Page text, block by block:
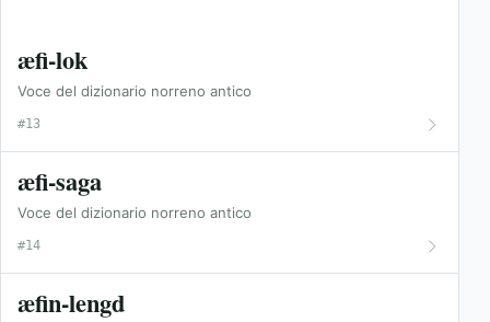
æfi-lok
Voce del dizionario norreno antico
#13
æfi-saga
Voce del dizionario norreno antico
#14
æfin-lengd